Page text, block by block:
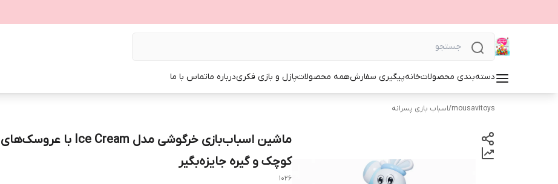
دسته‌بندی محصولاتخانهپیگیری سفارشهمه محصولاتپازل و بازی فکریدرباره ماتماس با ما
mousavitoys
/اسباب بازی پسرانه
ماشین اسباب‌بازی خرگوشی مدل Ice Cream با عروسک‌های
کوچک و گیره جایزه‌بگیر
1026